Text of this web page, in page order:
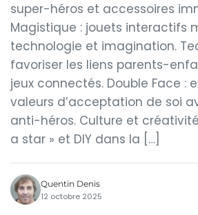
super-héros et accessoires
Magistique : jouets interactifs
technologie et imagination.
favoriser les liens parents-
jeux connectés. Double Face :
valeurs d’acceptation de soi
anti-héros. Culture et
a star » et DIY dans la […]
Quentin Denis
12 octobre 2025